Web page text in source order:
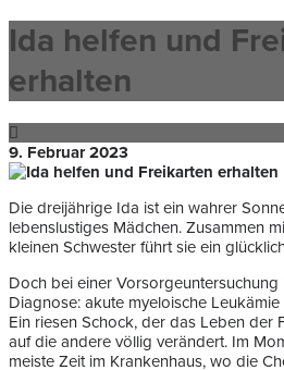
Ida helfen und
erhalten
9. Februar 2023
Die dreijährige Ida ist ein wahrer
lebenslustiges Mädchen. Zusammen
kleinen Schwester führt sie ein
Doch bei einer
Diagnose: akute myeloische
Ein riesen Schock, der das Leben der
auf die andere völlig verändert. Im
meiste Zeit im Krankenhaus, wo die